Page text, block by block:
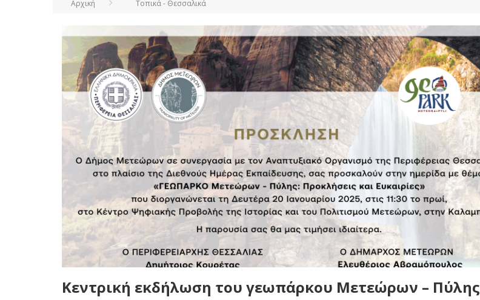
Αρχική Τοπικά - Θεσσαλικά
Κεντρική εκδήλωση του γεωπάρκου Μετεώρων – Πύλης